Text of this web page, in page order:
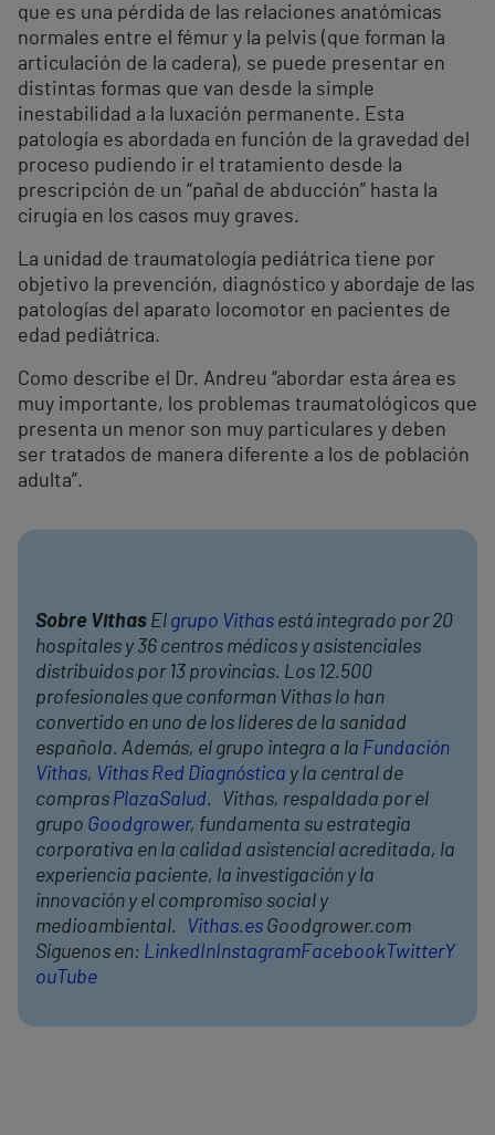
que es una pérdida de las relaciones anatómicas
normales entre el fémur y la pelvis (que forman la
articulación de la cadera), se puede presentar en
distintas formas que van desde la simple
inestabilidad a la luxación permanente. Esta
patología es abordada en función de la gravedad del
proceso pudiendo ir el tratamiento desde la
prescripción de un “pañal de abducción” hasta la
cirugía en los casos muy graves.
La unidad de traumatología pediátrica tiene por
objetivo la prevención, diagnóstico y abordaje de las
patologías del aparato locomotor en pacientes de
edad pediátrica.
Como describe el Dr. Andreu “abordar esta área es
muy importante, los problemas traumatológicos que
presenta un menor son muy particulares y deben
ser tratados de manera diferente a los de población
adulta”.
Sobre Vithas El grupo Vithas está integrado por 20
hospitales y 36 centros médicos y asistenciales
distribuidos por 13 provincias. Los 12.500
profesionales que conforman Vithas lo han
convertido en uno de los líderes de la sanidad
española. Además, el grupo integra a la Fundación
Vithas, Vithas Red Diagnóstica y la central de
compras PlazaSalud. Vithas, respaldada por el
grupo Goodgrower, fundamenta su estrategia
corporativa en la calidad asistencial acreditada, la
experiencia paciente, la investigación y la
innovación y el compromiso social y
medioambiental.
Vithas.es Goodgrower.com
Síguenos en: LinkedInInstagramFacebook TwitterY
ouTube